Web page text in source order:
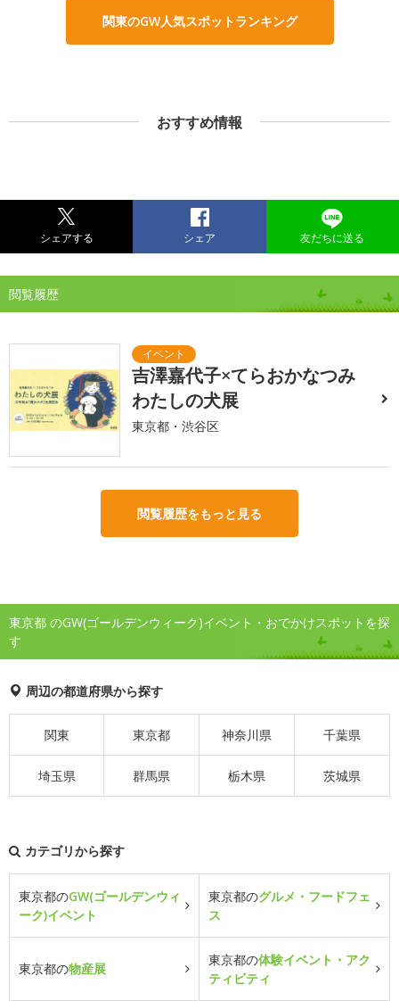
関東のGW人気スポットランキング
おすすめ情報
シェアする シェア 友だちに送る
閲覧履歴
吉澤嘉代子×てらおかなつみ
わたしの犬展
東京都・渋谷区
閲覧履歴をもっと見る
東京都 のGW(ゴールデンウィーク)イベント・おでかけスポットを探
す
周辺の都道府県から探す
関東 東京都 神奈川県 千葉県
埼玉県 群馬県 栃木県 茨城県
カテゴリから探す
東京都のGW(ゴールデンウィ
ーク)イベント
東京都のグルメ・フードフェ
ス
東京都の物産展
東京都の体験イベント・アク
ティビティ